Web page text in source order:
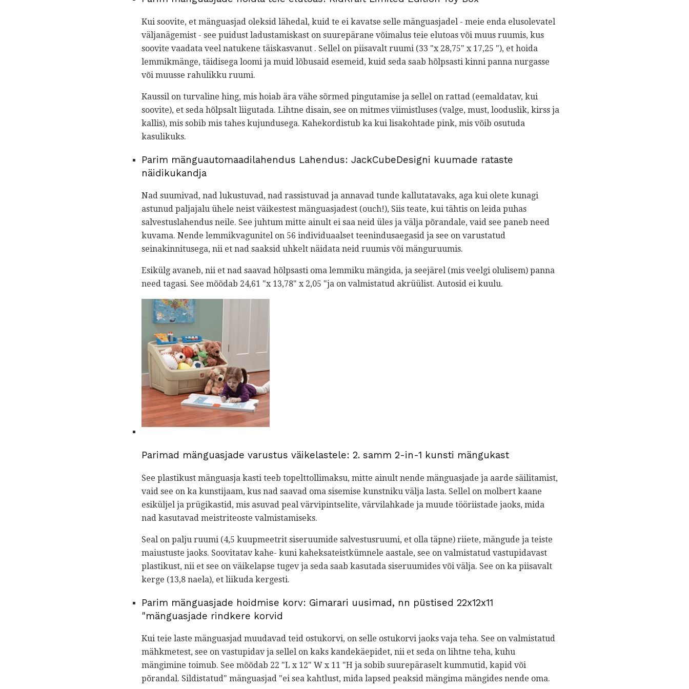
Kui soovite, et mänguasjad oleksid lähedal, kuid te ei kavatse selle mänguasjadel - meie enda elusolevatel
väljanägemist - see puidust ladustamiskast on suurepärane võimalus teie elutoas või muus ruumis, kus
soovite vaadata veel natukene täiskasvanut . Sellel on piisavalt ruumi (33 "x 28,75" x 17,25 "), et hoida
lemmikmänge, täidisega loomi ja muid lõbusaid esemeid, kuid seda saab hõlpsasti kinni panna nurgasse
või muusse rahulikku ruumi.
Kaussil on turvaline hing, mis hoiab ära vähe sõrmed pingutamise ja sellel on rattad (eemaldatav, kui
soovite), et seda hõlpsalt liigutada. Lihtne disain, see on mitmes viimistluses (valge, must, looduslik, kirss ja
kallis), mis sobib mis tahes kujundusega. Kahekordistub ka kui lisakohtade pink, mis võib osutuda
kasulikuks.
Parim mänguautomaadilahendus Lahendus: JackCubeDesigni kuumade rataste
näidikukandja
Nad suumivad, nad lukustuvad, nad rassistuvad ja annavad tunde kallutatavaks, aga kui olete kunagi
astunud paljajalu ühele neist väikestest mänguasjadest (ouch!), Siis teate, kui tähtis on leida puhas
salvestuslahendus neile. See juhtum mitte ainult ei saa neid üles ja välja põrandale, vaid see paneb need
kuvama. Nende lemmikvagunitel on 56 individuaalset teenindusaegasid ja see on varustatud
seinakinnitusega, nii et nad saaksid uhkelt näidata neid ruumis või mänguruumis.
Esikülg avaneb, nii et nad saavad hõlpsasti oma lemmiku mängida, ja seejärel (mis veelgi olulisem) panna
need tagasi. See mõõdab 24,61 "x 13,78" x 2,05 "ja on valmistatud akrüülist. Autosid ei kuulu.
Parimad mänguasjade varustus väikelastele: 2. samm 2-in-1 kunsti mängukast
See plastikust mänguasja kasti teeb topelttollimaksu, mitte ainult nende mänguasjade ja aarde säilitamist,
vaid see on ka kunstijaam, kus nad saavad oma sisemise kunstniku välja lasta. Sellel on molbert kaane
esiküljel ja prügikastid, mis asuvad peal värvipintselite, värvilahkade ja muude tööriistade jaoks, mida
nad kasutavad meistriteoste valmistamiseks.
Seal on palju ruumi (4,5 kuupmeetrit siseruumide salvestusruumi, et olla täpne) riiete, mängude ja teiste
maiustuste jaoks. Soovitatav kahe- kuni kaheksateistkümnele aastale, see on valmistatud vastupidavast
plastikust, nii et see on väikelapse tugev ja seda saab kasutada siseruumides või välja. See on ka piisavalt
kerge (13,8 naela), et liikuda kergesti.
Parim mänguasjade hoidmise korv: Gimarari uusimad, nn püstised 22x12x11
"mänguasjade rindkere korvid
Kui teie laste mänguasjad muudavad teid ostukorvi, on selle ostukorvi jaoks vaja teha. See on valmistatud
mähkmetest, see on vastupidav ja sellel on kaks kandekäepidet, nii et seda on lihtne teha, kuhu
mängimine toimub. See mõõdab 22 "L x 12" W x 11 "H ja sobib suurepäraselt kummutid, kapid või
põrandal. Sildistatud" mänguasjad "ei sea kahtlust, mida lapsed peaksid mängima mängides nende oma.